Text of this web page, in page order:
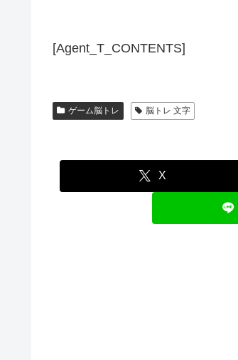
[Agent_T_CONTENTS]
ゲーム脳トレ 脳トレ 文字
X